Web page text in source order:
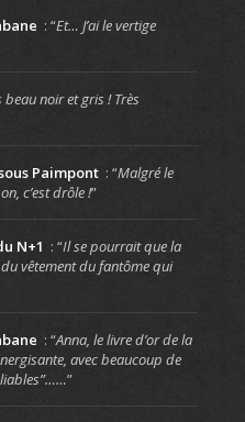
: “Et… J’ai le vertige
beau noir et gris ! Très
Paimpont : “Malgré le
c’est drôle !”
N+1 : “Il se pourrait que la
vêtement du fantôme qui
: “Anna, le livre d’or de la
avec beaucoup de
”